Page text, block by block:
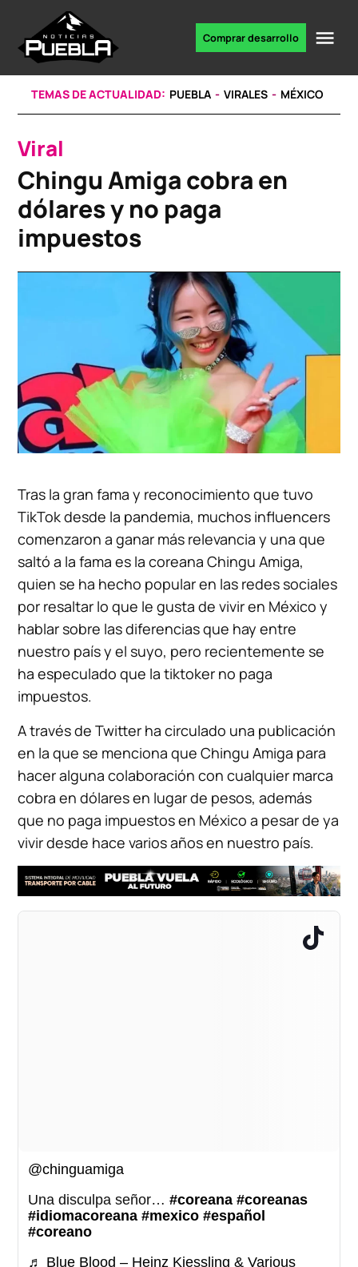
content
noticias
Comprar desarrollo
TEMAS DE ACTUALIDAD: PUEBLA VIRALES MÉXICO
POSTED
IN
Viral
Chingu Amiga cobra en
dólares y no paga
impuestos
Tras la gran fama y reconocimiento que tuvo
TikTok desde la pandemia, muchos influencers
comenzaron a ganar más relevancia y una que
saltó a la fama es la coreana Chingu Amiga,
quien se ha hecho popular en las redes sociales
por resaltar lo que le gusta de vivir en México y
hablar sobre las diferencias que hay entre
nuestro país y el suyo, pero recientemente se
ha especulado que la tiktoker no paga
impuestos.
A través de Twitter ha circulado una publicación
en la que se menciona que Chingu Amiga para
hacer alguna colaboración con cualquier marca
cobra en dólares en lugar de pesos, además
que no paga impuestos en México a pesar de ya
vivir desde hace varios años en nuestro país.
@chinguamiga
Una disculpa señor…#coreana #coreanas
#idiomacoreana #mexico #español
#coreano
♬ Blue Blood – Heinz Kiessling & Various